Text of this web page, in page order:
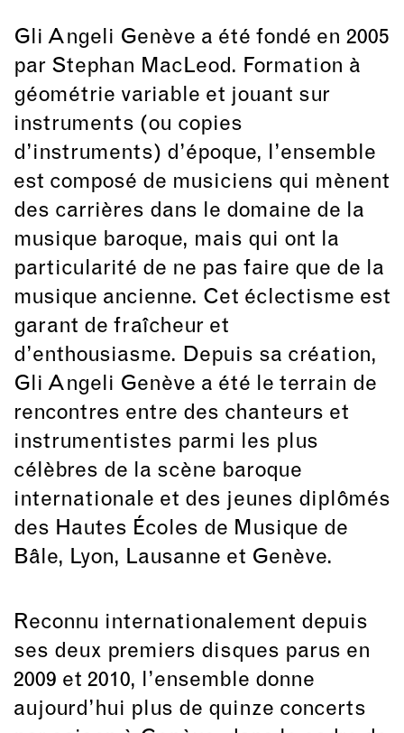
Gli Angeli Genève a été fondé en 2005
par Stephan MacLeod. Formation à
géométrie variable et jouant sur
instruments (ou copies
d’instruments) d’époque, l’ensemble
est composé de musiciens qui mènent
des carrières dans le domaine de la
musique baroque, mais qui ont la
particularité de ne pas faire que de la
musique ancienne. Cet éclectisme est
garant de fraîcheur et
d’enthousiasme. Depuis sa création,
Gli Angeli Genève a été le terrain de
rencontres entre des chanteurs et
instrumentistes parmi les plus
célèbres de la scène baroque
internationale et des jeunes diplômés
des Hautes Écoles de Musique de
Bâle, Lyon, Lausanne et Genève.
Reconnu internationalement depuis
ses deux premiers disques parus en
2009 et 2010, l’ensemble donne
aujourd’hui plus de quinze concerts